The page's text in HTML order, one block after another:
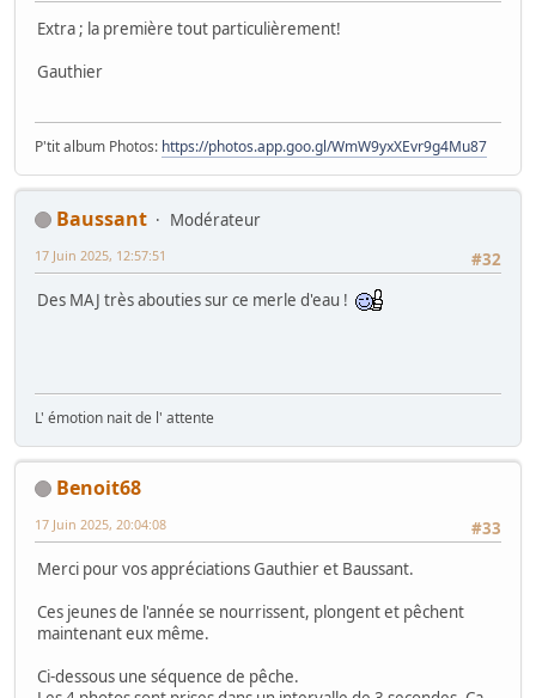
Extra ; la première tout particulièrement!
Gauthier
P'tit album Photos: https://photos.app.goo.gl/WmW9yxXEvr9g4Mu87
Baussant
Modérateur
#32
17 Juin 2025, 12:57:51
Des MAJ très abouties sur ce merle d'eau !
L' émotion nait de l' attente
Benoit68
#33
17 Juin 2025, 20:04:08
Merci pour vos appréciations Gauthier et Baussant.
Ces jeunes de l'année se nourrissent, plongent et pêchent
maintenant eux même.
Ci-dessous une séquence de pêche.